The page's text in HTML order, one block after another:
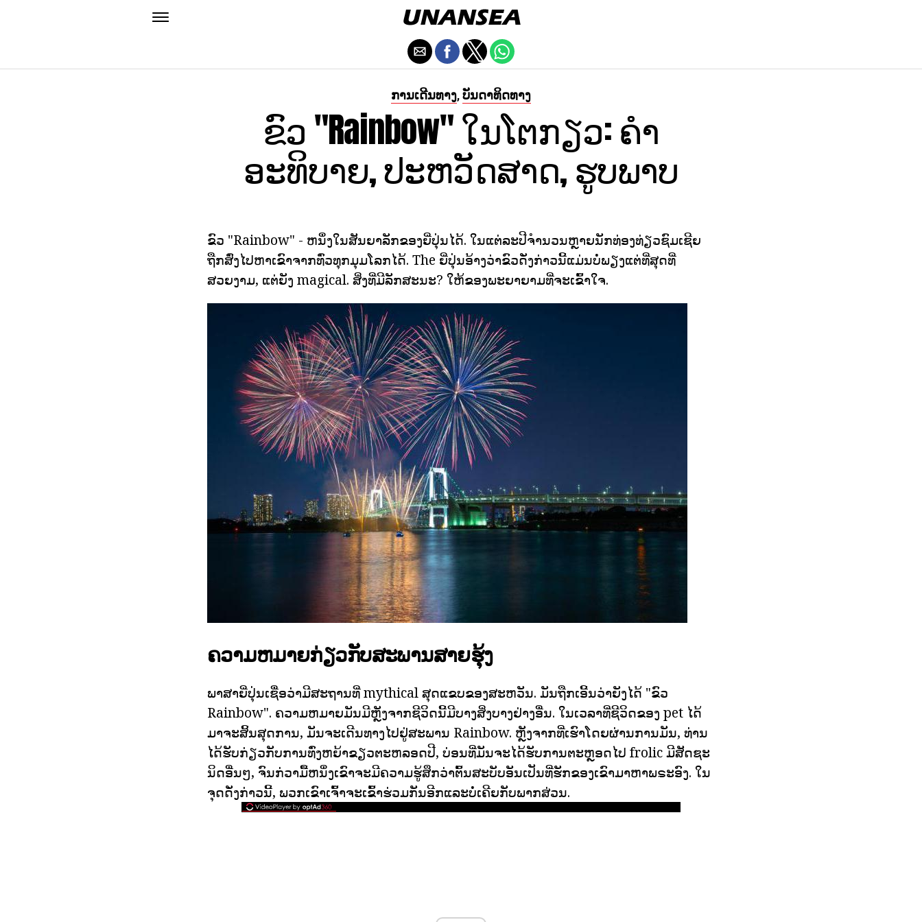
ການເດີນທາງ, ບັນດາທິດທາງ
ຂົວ "Rainbow" ໃນໂຕກຽວ: ຄໍາ
ອະທິບາຍ, ປະຫວັດສາດ, ຮູບພາບ
ຂົວ "Rainbow" - ຫນຶ່ງໃນສັນຍາລັກຂອງຍີ່ປຸ່ນໄດ້. ໃນແຕ່ລະປີຈໍານວນຫຼາຍນັກທ່ອງທ່ຽວຊົມເຊີຍ
ຖືກສົ່ງໄປຫາເຂົາຈາກທົ່ວທຸກມຸມໂລກໄດ້. The ຍີ່ປຸ່ນອ້າງວ່າຂົວດັ່ງກ່າວນີ້ແມ່ນບໍ່ພຽງແຕ່ທີ່ສຸດທີ່
ສວຍງາມ, ແຕ່ຍັງ magical. ສິ່ງທີ່ມີລັກສະນະ? ໃຫ້ຂອງພະຍາຍາມທີ່ຈະເຂົ້າໃຈ.
ຄວາມຫມາຍກ່ຽວກັບສະພານສາຍຮຸ້ງ
ພາສາຍີ່ປຸ່ນເຊື່ອວ່າມີສະຖານທີ່ mythical ສຸດແຂບຂອງສະຫວັນ. ມັນຖືກເອີ້ນວ່າຍັງໄດ້ "ຂົວ
Rainbow". ຄວາມຫມາຍມັນມີຫຼັງຈາກຊີວິດນີ້ມີບາງສິ່ງບາງຢ່າງອື່ນ. ໃນເວລາທີ່ຊີວິດຂອງ pet ໄດ້
ມາຈະສິ້ນສຸດການ, ມັນຈະເດີນທາງໄປຢູ່ສະພານ Rainbow. ຫຼັງຈາກທີ່ເຮົາໂດຍຜ່ານການມັນ, ທ່ານ
ໄດ້ຮັບກ່ຽວກັບການທົ່ງຫຍ້າຂຽວຕະຫລອດປີ, ບ່ອນທີ່ມັນຈະໄດ້ຮັບການຕະຫຼອດໄປ frolic ມີສັດຊະ
ນິດອື່ນໆ, ຈົນກ່ວາມື້ຫນຶ່ງເຂົາຈະມີຄວາມຮູ້ສຶກວ່າຕົ້ນສະບັບອັນເປັນທີ່ຮັກຂອງເຂົາມາຫາພຣະອົງ. ໃນ
ຈຸດດັ່ງກ່າວນີ້, ພວກເຂົາເຈົ້າຈະເຂົ້າຮ່ວມກັນອີກແລະບໍ່ເຄີຍກັບພາກສ່ວນ.